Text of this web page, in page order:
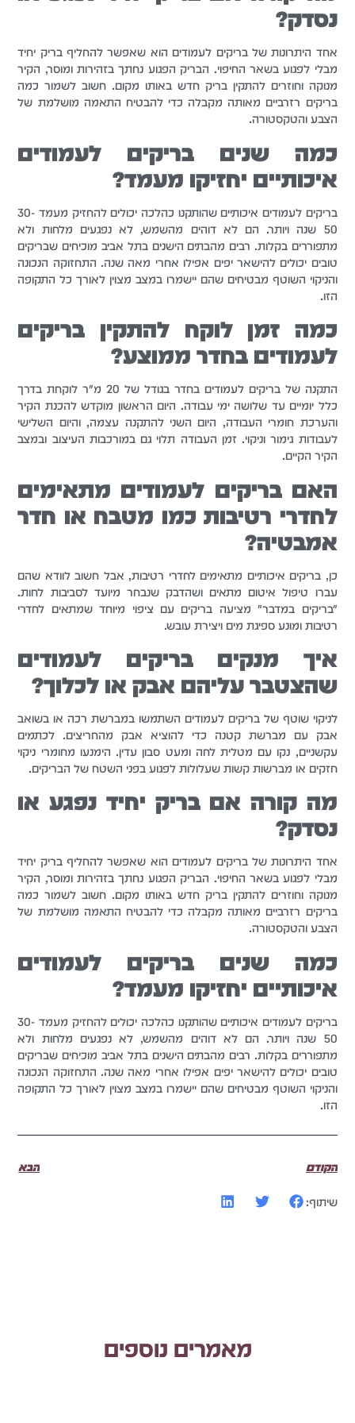
נסדק?
אחד היתרונות של בריקים לעמודים הוא שאפשר להחליף בריק יחיד
מבלי לפגוע בשאר החיפוי. הבריק הפגוע נחתך בזהירות ומוסר, הקיר
מנוקה וחוזרים להתקין בריק חדש באותו מקום. חשוב לשמור כמה
בריקים רזרביים מאותה מקבלה כדי להבטיח התאמה מושלמת של
הצבע והטקסטורה.
כמה שנים בריקים לעמודים
איכותיים יחזיקו מעמד?
בריקים לעמודים איכותיים שהותקנו כהלכה יכולים להחזיק מעמד 30-
50 שנה ויותר. הם לא דוהים מהשמש, לא נפגעים מלחות ולא
מתפוררים בקלות. רבים מהבתים הישנים בתל אביב מוכיחים שבריקים
טובים יכולים להישאר יפים אפילו אחרי מאה שנה. התחזוקה הנכונה
והניקוי השוטף מבטיחים שהם יישמרו במצב מצוין לאורך כל התקופה
הזו.
כמה זמן לוקח להתקין בריקים
לעמודים בחדר ממוצע?
התקנה של בריקים לעמודים בחדר בגודל של 20 מ"ר לוקחת בדרך
כלל יומיים עד שלושה ימי עבודה. היום הראשון מוקדש להכנת הקיר
והערכת חומרי העבודה, היום השני להתקנה עצמה, והיום השלישי
לעבודות גימור וניקוי. זמן העבודה תלוי גם במורכבות העיצוב ובמצב
הקיר הקיים.
האם בריקים לעמודים מתאימים
לחדרי רטיבות כמו מטבח או חדר
אמבטיה?
כן, בריקים איכותיים מתאימים לחדרי רטיבות, אבל חשוב לוודא שהם
עברו טיפול איטום מתאים ושהדבק שנבחר מיועד לסביבות לחות.
"בריקים במדבר" מציעה בריקים עם ציפוי מיוחד שמתאים לחדרי
רטיבות ומונע ספיגת מים ויצירת עובש.
איך מנקים בריקים לעמודים
שהצטבר עליהם אבק או לכלוך?
לניקוי שוטף של בריקים לעמודים השתמשו במברשת רכה או בשואב
אבק עם מברשת קטנה כדי להוציא אבק מהחריצים. לכתמים
עקשניים, נקו עם מטלית לחה ומעט סבון עדין. הימנעו מחומרי ניקוי
חזקים או מברשות קשות שעלולות לפגוע בפני השטח של הבריקים.
מה קורה אם בריק יחיד נפגע או
נסדק?
אחד היתרונות של בריקים לעמודים הוא שאפשר להחליף בריק יחיד
מבלי לפגוע בשאר החיפוי. הבריק הפגוע נחתך בזהירות ומוסר, הקיר
מנוקה וחוזרים להתקין בריק חדש באותו מקום. חשוב לשמור כמה
בריקים רזרביים מאותה מקבלה כדי להבטיח התאמה מושלמת של
הצבע והטקסטורה.
כמה שנים בריקים לעמודים
איכותיים יחזיקו מעמד?
בריקים לעמודים איכותיים שהותקנו כהלכה יכולים להחזיק מעמד 30-
50 שנה ויותר. הם לא דוהים מהשמש, לא נפגעים מלחות ולא
מתפוררים בקלות. רבים מהבתים הישנים בתל אביב מוכיחים שבריקים
טובים יכולים להישאר יפים אפילו אחרי מאה שנה. התחזוקה הנכונה
והניקוי השוטף מבטיחים שהם יישמרו במצב מצוין לאורך כל התקופה
הזו.
הקודם הבא
שיתוף:
מאמרים נוספים